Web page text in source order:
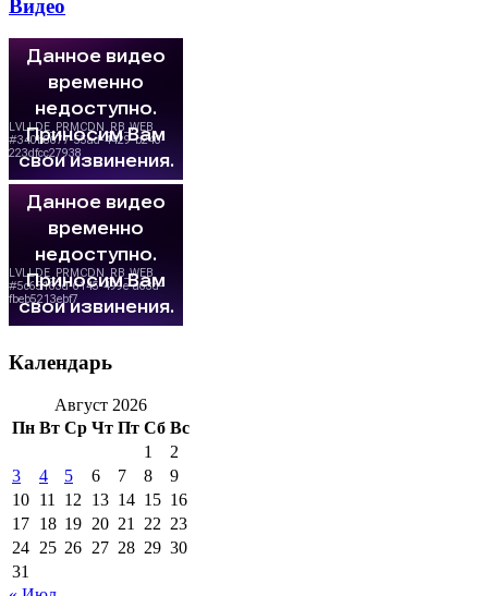
Видео
Календарь
Август 2026
Пн Вт Ср Чт Пт Сб Вс
1
2
3
4 5 6 7 8
9
10 11 12 13 14 15 16
17 18 19 20 21 22 23
24 25 26 27 28 29 30
31